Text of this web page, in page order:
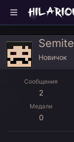
Semite
Новичок
Сообщения
2
Медали
0